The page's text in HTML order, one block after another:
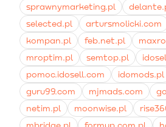
sprawnymarketing.pl
selected.pl
artursmolicki.com
kompan.pl
feb.net.pl
mroptim.pl
semtop.pl
pomoc.idosell.com
idomods.pl
guru99.com
mjmads.com
netim.pl
moonwise.pl
mbridge.pl
formup.com.pl